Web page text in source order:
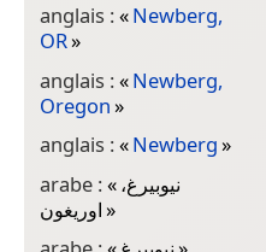
anglais :«Newberg,
OR»
anglais :«Newberg,
Oregon»
anglais :«Newberg»
arabe :«نيوبيرغ،
اوريغون»